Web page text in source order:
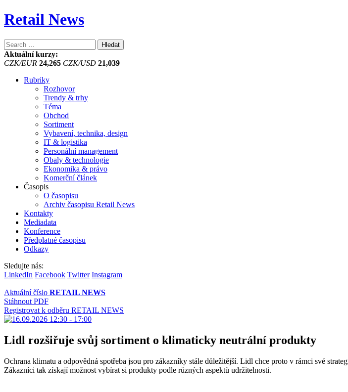
Retail News
Vyhledávání
Aktuální kurzy:
CZK/EUR 24,265 CZK/USD 21,039
Rubriky
Rozhovor
Trendy & trhy
Téma
Obchod
Sortiment
Vybavení, technika, design
IT & logistika
Personální management
Obaly & technologie
Ekonomika & právo
Komerční článek
Časopis
O časopisu
Archiv časopisu Retail News
Kontakty
Mediadata
Konference
Předplatné časopisu
Odkazy
Sledujte nás:
LinkedIn Facebook Twitter Instagram
Aktuální číslo RETAIL NEWS
Stáhnout PDF
Registrovat k odběru RETAIL NEWS
Lidl rozšiřuje svůj sortiment o klimaticky neutrální produkty
Ochrana klimatu a odpovědná spotřeba jsou pro zákazníky stále důležitější. Lidl chce proto v rámci své
Zákazníci tak získají možnost vybírat si produkty podle různých aspektů udržitelnosti.